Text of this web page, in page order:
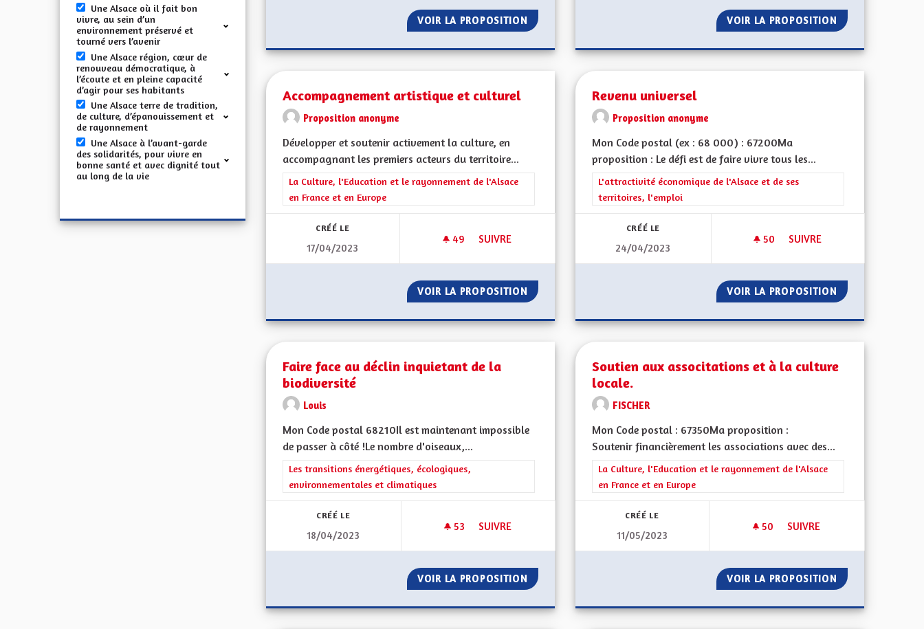
Une Alsace où il fait bon
vivre, au sein d’un
environnement préservé et
tourné vers l’avenir
Une Alsace région, cœur de
renouveau démocratique, à
l’écoute et en pleine capacité
d’agir pour ses habitants
Une Alsace terre de tradition,
de culture, d’épanouissement et
de rayonnement
Une Alsace à l’avant-garde
des solidarités, pour vivre en
bonne santé et avec dignité tout
au long de la vie
VOIR LA PROPOSITION MA PROPOSITION POUR L'ALSACE VOIR LA PROPOSITION SERVICE
Accompagnement artistique et culturel
Proposition anonyme
Développer et soutenir activement la culture, en
accompagnant les premiers acteurs du territoire...
Filtrer les résultats de la catégorie : La Culture, l'Education et le rayonnement de l'Alsace en France et en Europe
La Culture, l'Education et le rayonnement de l'Alsace
en France et en Europe
CRÉÉ LE
17/04/2023
49 49 ABONNÉS
SUIVRE
ACCOMPAGNEMENT ARTISTIQUE ET CULTUREL
VOIR LA PROPOSITION ACCOMPAGNEMENT ARTISTIQUE ET CULTUREL
Revenu universel
Proposition anonyme
Mon Code postal (ex : 68 000) : 67200Ma
proposition : Le défi est de faire vivre tous les...
Filtrer les résultats de la catégorie : L'attractivité économique de l'Alsace
L'attractivité économique de l'Alsace et de ses
territoires, l'emploi
CRÉÉ LE
24/04/2023
50 50 ABONNÉS
SUIVRE
VOIR LA PROPOSITION REVENU
Faire face au déclin inquietant de la
biodiversité
Louis
Mon Code postal 68210Il est maintenant impossible
de passer à côté !Le nombre d'oiseaux,...
Filtrer les résultats de la catégorie : Les transitions énergétiques, écologiques, environnementales et climatiques
Les transitions énergétiques, écologiques,
environnementales et climatiques
CRÉÉ LE
18/04/2023
53 53 ABONNÉS
SUIVRE
FAIRE FACE AU DÉCLIN INQUIETANT DE LA BIODIVERSITÉ
VOIR LA PROPOSITION FAIRE FACE AU DÉCLIN INQUIETANT DE LA BIODIVERSITÉ
Soutien aux associtations et à la culture
locale.
FISCHER
Mon Code postal : 67350Ma proposition :
Soutenir financièrement les associations avec des...
Filtrer les résultats de la catégorie : La Culture, l'Education et le
La Culture, l'Education et le rayonnement de l'Alsace
en France et en Europe
CRÉÉ LE
11/05/2023
50 50 ABONNÉS
SUIVRE
VOIR LA PROPOSITION SOUTIEN AUX